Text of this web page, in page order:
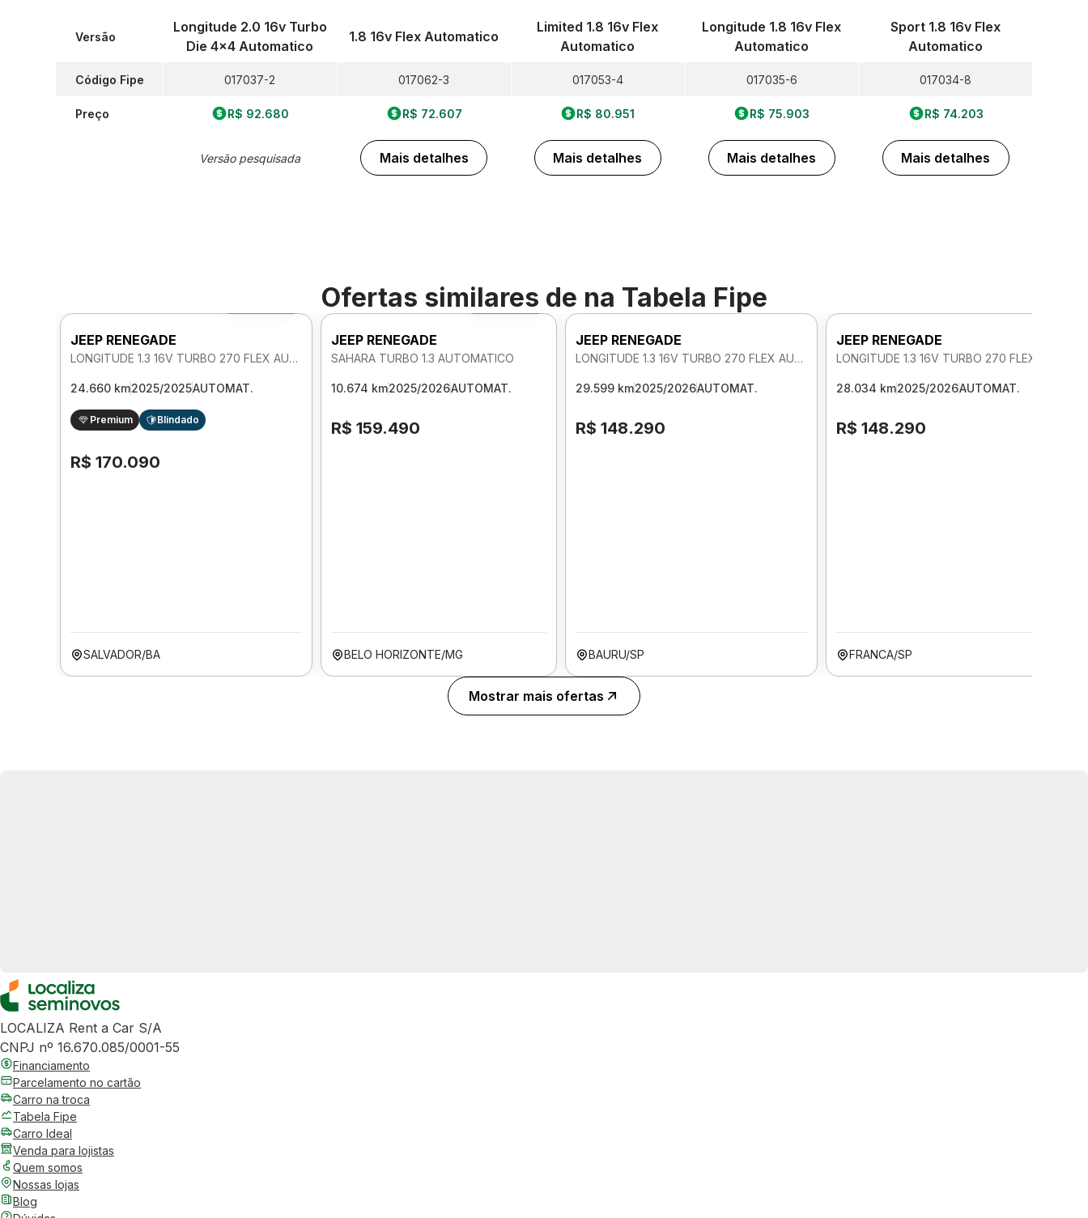
Versão
Código Fipe
Preço
Longitude 2.0 16v Turbo
Die 4x4 Automatico
017037-2
R$ 92.680
Versão pesquisada
1.8 16v Flex Automatico
017062-3
R$ 72.607
Mais detalhes
Limited 1.8 16v Flex
Automatico
017053-4
R$ 80.951
Mais detalhes
Longitude 1.8 16v Flex
Automatico
017035-6
R$ 75.903
Mais detalhes
Sport 1.8 16v Flex
Automatico
017034-8
R$ 74.203
Mais detalhes
Ofertas similares de na Tabela Fipe
JEEP RENEGADE
LONGITUDE 1.3 16V TURBO 270 FLEX AUTOMATICO
24.660 km2025/2025AUTOMAT.
Premium Blindado
R$ 170.090
SALVADOR/BA
Foto 360º
JEEP RENEGADE
SAHARA TURBO 1.3 AUTOMATICO
10.674 km2025/2026AUTOMAT.
R$ 159.490
BELO HORIZONTE/MG
JEEP RENEGADE
LONGITUDE 1.3 16V TURBO 270 FLEX AUTOMATICO
29.599 km2025/2026AUTOMAT.
R$ 148.290
BAURU/SP
JEEP RENEGADE
28.034 km2025/2026AUTOMAT.
R$ 148.290
FRANCA/SP
Mostrar mais ofertas
LOCALIZA Rent a Car S/A
CNPJ nº 16.670.085/0001-55
Financiamento
Parcelamento no cartão
Carro na troca
Tabela Fipe
Carro Ideal
Venda para lojistas
Quem somos
Nossas lojas
Blog